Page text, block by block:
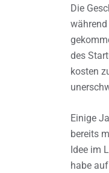
Die
des
kosten
Einige
bereits
Idee im
habe